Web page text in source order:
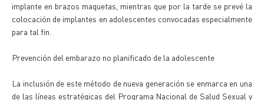
implante en brazos maquetas, mientras que por la tarde se prevé la
colocación de implantes en adolescentes convocadas especialmente
para tal fin.
Prevención del embarazo no planificado de la adolescente
La inclusión de este método de nueva generación se enmarca en una
de las líneas estratégicas del Programa Nacional de Salud Sexual y